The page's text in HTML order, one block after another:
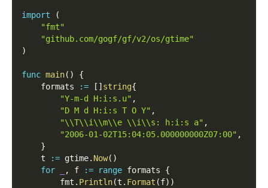
import
(
"fmt"
"github.com/gogf/gf/v2/os/gtime"
)
func main( )
{
    formats
:= [ ] string{
"Y-m-d H:i:s.u" ,
"D M d H:i:s T O Y" ,
"\\T\\i\\m\\e \\i\\s: h:i:s a" ,
"2006-01-02T15:04:05.000000000Z07:00" ,
}
    t
:= gtime. Now( )
for
, f := range formats {
        fmt
. Println(t . Format (f) )